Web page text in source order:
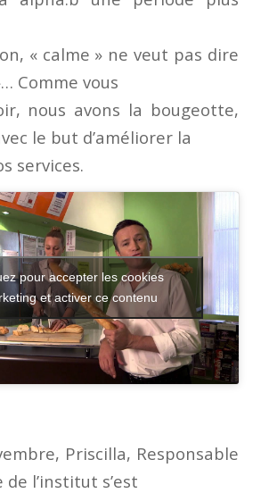
« calme » ne veut pas dire
Comme vous
nous avons la bougeotte,
le but d’améliorer la
services.
pour accepter les cookies
et activer ce contenu
Priscilla, Responsable
l’institut s’est